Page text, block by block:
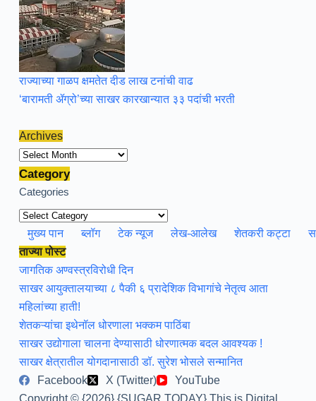
राज्याच्या गाळप क्षमतेत दीड लाख टनांची वाढ
‘बारामती ॲग्रो’च्या साखर कारखान्यात ३३ पदांची भरती
Archives
Archives
Category
Categories
मुख्य पान ब्लॉग टेक न्यूज लेख-आलेख शेतकरी कट्टा
ताज्या पोस्ट
जागतिक अण्वस्त्रविरोधी दिन
साखर आयुक्तालयाच्या ८ पैकी ६ प्रादेशिक विभागांचे नेतृत्व आता
महिलांच्या हाती!
शेतकऱ्यांचा इथेनॉल धोरणाला भक्कम पाठिंबा
साखर उद्योगाला चालना देण्यासाठी धोरणात्मक बदल आवश्यक !
साखर क्षेत्रातील योगदानासाठी डॉ. सुरेश भोसले सन्मानित
Facebook
X (Twitter)
YouTube
Copyright © {2026} {SUGAR TODAY} This is Digital